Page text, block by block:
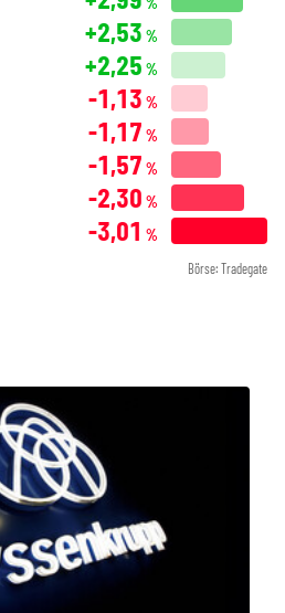
+2,53 %
+2,25 %
-1,13 %
-1,17 %
-1,57 %
-2,30 %
-3,01 %
Börse: Tradegate